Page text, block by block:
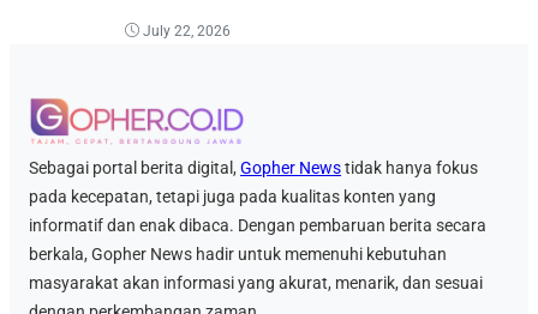
July 22, 2026
Sebagai portal berita digital, Gopher Newstidak hanya fokus
pada kecepatan, tetapi juga pada kualitas konten yang
informatif dan enak dibaca. Dengan pembaruan berita secara
berkala, Gopher News hadir untuk memenuhi kebutuhan
masyarakat akan informasi yang akurat, menarik, dan sesuai